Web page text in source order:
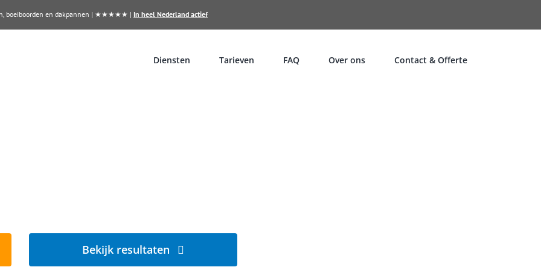
boeiboorden en dakpannen | ★★★★★ | In heel Nederland actief
Diensten Tarieven FAQ Over ons Contact & Offerte
Bekijk resultaten